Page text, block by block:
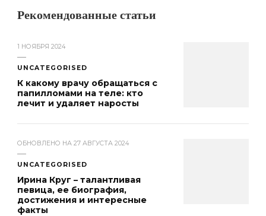
Рекомендованные статьи
1 НОЯБРЯ 2024
UNCATEGORISED
К какому врачу обращаться с
папилломами на теле: кто
лечит и удаляет наросты
ОБНОВЛЕНО НА 27 АВГУСТА 2024
UNCATEGORISED
Ирина Круг – талантливая
певица, ее биография,
достижения и интересные
факты